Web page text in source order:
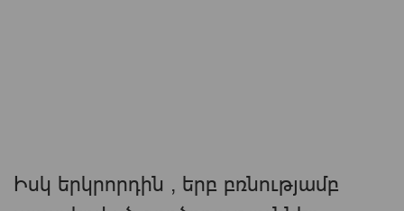
Իսկ երկրորդին , երբ բռնությամբ